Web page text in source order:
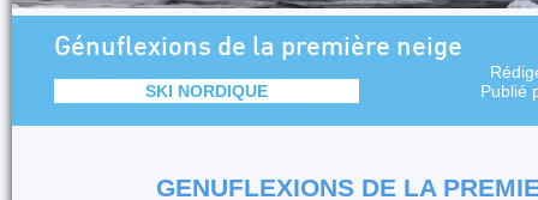
Génuflexions de la première neige
SKI NORDIQUE
Publié
GENUFLEXIONS DE LA